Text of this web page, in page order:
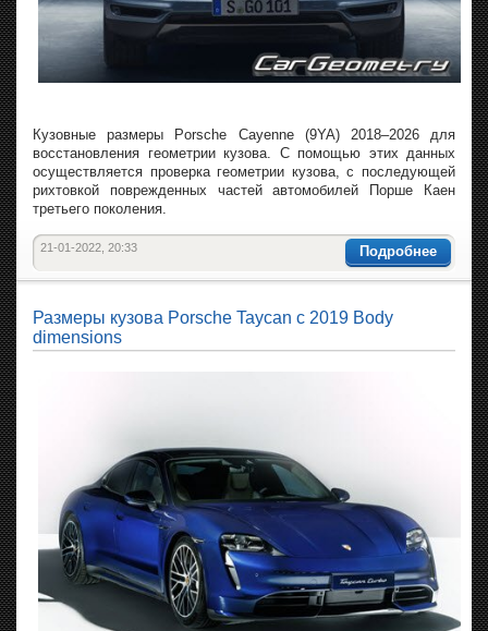
Кузовные размеры Porsche Cayenne (9YA) 2018–2026 для
восстановления геометрии кузова. С помощью этих данных
осуществляется проверка геометрии кузова, с последующей
рихтовкой поврежденных частей автомобилей Порше Каен
третьего поколения.
Подробнее
21-01-2022, 20:33
Размеры кузова Porsche Taycan с 2019 Body
dimensions